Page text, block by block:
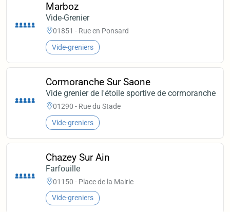
Marboz
Vide-Grenier
01851 - Rue en Ponsard
Vide-greniers
Cormoranche Sur Saone
Vide grenier de l'étoile sportive de cormoranche
01290 - Rue du Stade
Vide-greniers
Chazey Sur Ain
Farfouille
01150 - Place de la Mairie
Vide-greniers